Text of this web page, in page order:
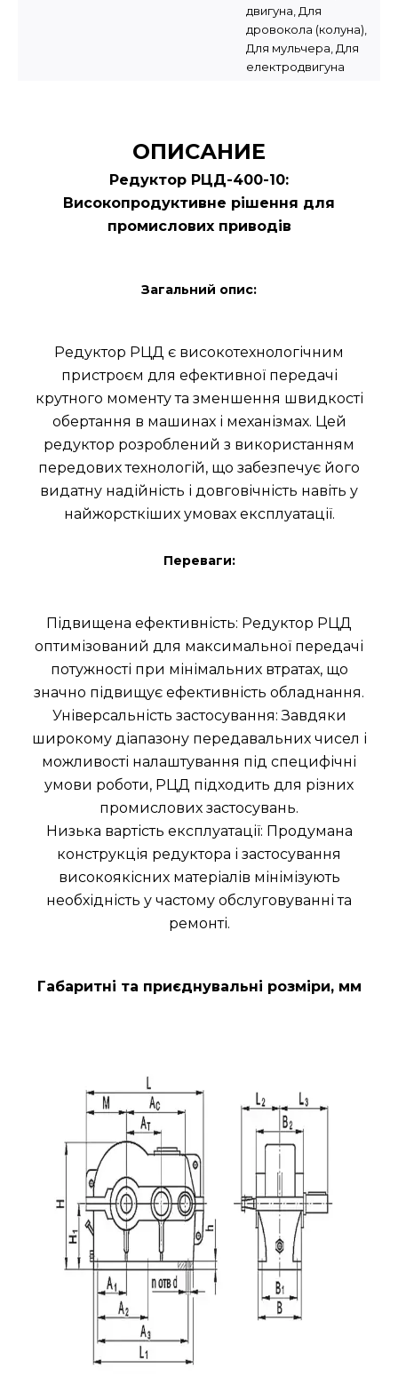
двигуна, Для
дровокола (колуна),
Для мульчера, Для
електродвигуна
ОПИСАНИЕ
Редуктор РЦД-400-10:
Високопродуктивне рішення для
промислових приводів
Загальний опис:
Редуктор РЦД є високотехнологічним
пристроєм для ефективної передачі
крутного моменту та зменшення швидкості
обертання в машинах і механізмах. Цей
редуктор розроблений з використанням
передових технологій, що забезпечує його
видатну надійність і довговічність навіть у
найжорсткіших умовах експлуатації.
Переваги:
Підвищена ефективність: Редуктор РЦД
оптимізований для максимальної передачі
потужності при мінімальних втратах, що
значно підвищує ефективність обладнання.
Універсальність застосування: Завдяки
широкому діапазону передавальних чисел і
можливості налаштування під специфічні
умови роботи, РЦД підходить для різних
промислових застосувань.
Низька вартість експлуатації: Продумана
конструкція редуктора і застосування
високоякісних матеріалів мінімізують
необхідність у частому обслуговуванні та
ремонті.
Габаритні та приєднувальні розміри, мм